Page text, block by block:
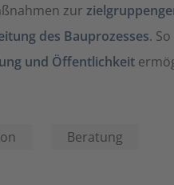
zur
des Bauprozesses.
und Öffentlichkeit
Beratung